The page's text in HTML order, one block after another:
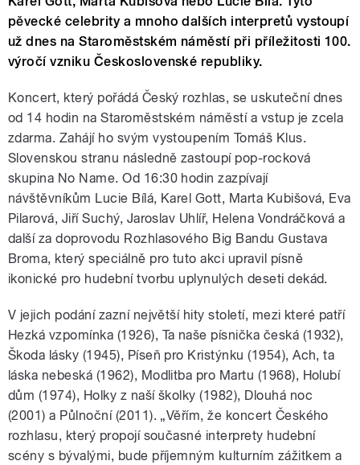
pěvecké celebrity a mnoho dalších interpretů vystoupí
už dnes na Staroměstském náměstí při příležitosti 100.
výročí vzniku Československé republiky.
Koncert, který pořádá Český rozhlas, se uskuteční dnes
od 14 hodin na Staroměstském náměstí a vstup je zcela
zdarma. Zahájí ho svým vystoupením Tomáš Klus.
Slovenskou stranu následně zastoupí pop-rocková
skupina No Name. Od 16:30 hodin zazpívají
návštěvníkům Lucie Bílá, Karel Gott, Marta Kubišová, Eva
Pilarová, Jiří Suchý, Jaroslav Uhlíř, Helena Vondráčková a
další za doprovodu Rozhlasového Big Bandu Gustava
Broma, který speciálně pro tuto akci upravil písně
ikonické pro hudební tvorbu uplynulých deseti dekád.
V jejich podání zazní největší hity století, mezi které patří
Hezká vzpomínka (1926), Ta naše písnička česká (1932),
Škoda lásky (1945), Píseň pro Kristýnku (1954), Ach, ta
láska nebeská (1962), Modlitba pro Martu (1968), Holubí
dům (1974), Holky z naší školky (1982), Dlouhá noc
(2001) a Půlnoční (2011). „Věřím, že koncert Českého
rozhlasu, který propojí současné interprety hudební
scény s bývalými, bude příjemným kulturním zážitkem a